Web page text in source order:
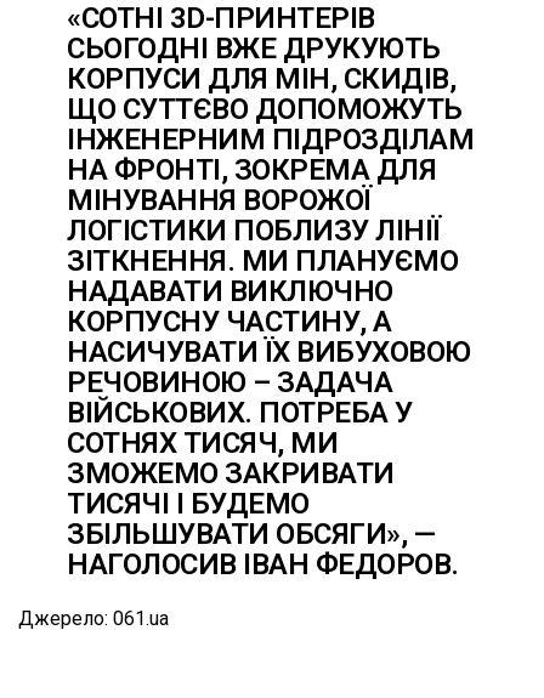
«СОТНІ 3D-ПРИНТЕРІВ
СЬОГОДНІ ВЖЕ ДРУКУЮТЬ
КОРПУСИ ДЛЯ МІН, СКИДІВ,
ЩО СУТТЄВО ДОПОМОЖУТЬ
ІНЖЕНЕРНИМ ПІДРОЗДІЛАМ
НА ФРОНТІ, ЗОКРЕМА ДЛЯ
МІНУВАННЯ ВОРОЖОЇ
ЛОГІСТИКИ ПОБЛИЗУ ЛІНІЇ
ЗІТКНЕННЯ. МИ ПЛАНУЄМО
НАДАВАТИ ВИКЛЮЧНО
КОРПУСНУ ЧАСТИНУ, А
НАСИЧУВАТИ ЇХ ВИБУХОВОЮ
РЕЧОВИНОЮ – ЗАДАЧА
ВІЙСЬКОВИХ. ПОТРЕБА У
СОТНЯХ ТИСЯЧ, МИ
ЗМОЖЕМО ЗАКРИВАТИ
ТИСЯЧІ І БУДЕМО
ЗБІЛЬШУВАТИ ОБСЯГИ», —
НАГОЛОСИВ ІВАН ФЕДОРОВ.
Джерело: 061.ua